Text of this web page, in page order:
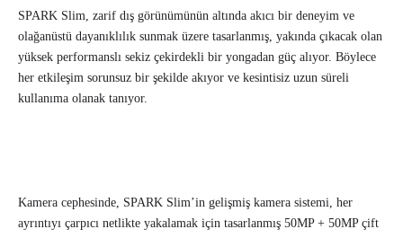
SPARK Slim, zarif dış görünümünün altında akıcı bir deneyim ve
olağanüstü dayanıklılık sunmak üzere tasarlanmış, yakında çıkacak olan
yüksek performanslı sekiz çekirdekli bir yongadan güç alıyor. Böylece
her etkileşim sorunsuz bir şekilde akıyor ve kesintisiz uzun süreli
kullanıma olanak tanıyor.
Kamera cephesinde, SPARK Slim’in gelişmiş kamera sistemi, her
ayrıntıyı çarpıcı netlikte yakalamak için tasarlanmış 50MP + 50MP çift